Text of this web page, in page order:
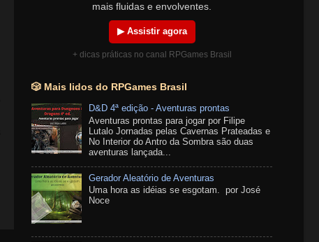
mais fluidas e envolventes.
▶ Assistir agora
+ dicas práticas no canal RPGames Brasil
🎲 Mais lidos do RPGames Brasil
D&D 4ª edição - Aventuras prontas
Aventuras prontas para jogar por Filipe
Lutalo Jornadas pelas Cavernas Prateadas e
No Interior do Antro da Sombra são duas
aventuras lançada...
Gerador Aleatório de Aventuras
Uma hora as idéias se esgotam. por José
Noce